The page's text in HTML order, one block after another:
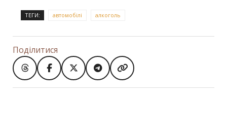
ТЕГИ: автомобілі алкоголь
Поділитися